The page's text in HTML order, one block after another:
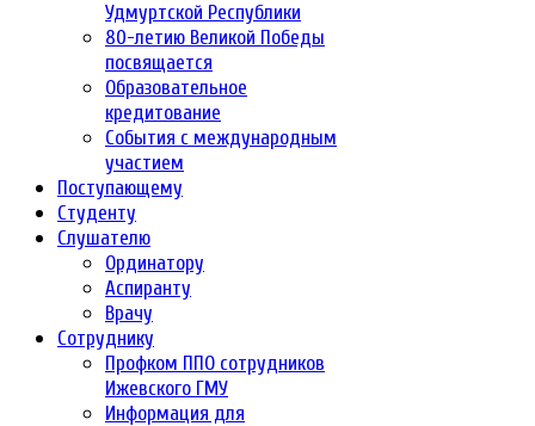
Удмуртской Республики
80-летию Великой Победы
посвящается
Образовательное
кредитование
События с международным
участием
Поступающему
Студенту
Слушателю
Ординатору
Аспиранту
Врачу
Сотруднику
Профком ППО сотрудников
Ижевского ГМУ
Информация для